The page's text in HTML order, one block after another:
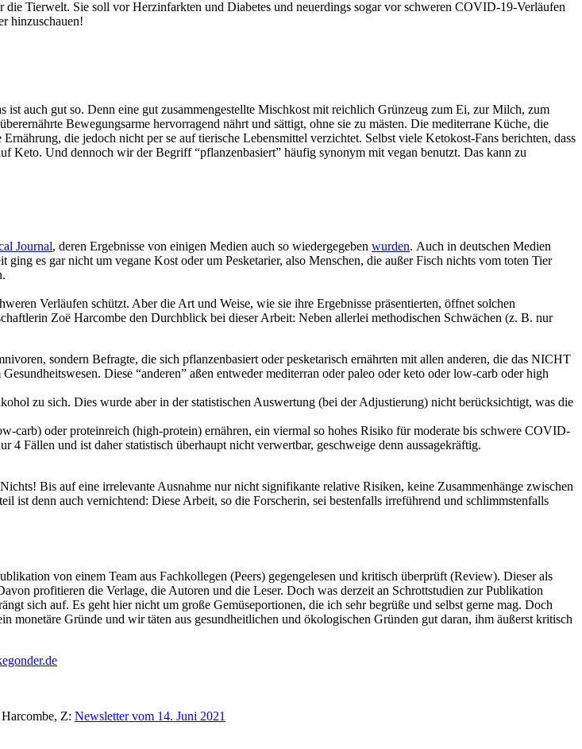
Tierwelt. Sie soll vor Herzinfarkten und Diabetes und neuerdings sogar vor schweren COVID-19-Verläufen
hinzuschauen!
auch gut so. Denn eine gut zusammengestellte Mischkost mit reichlich Grünzeug zum Ei, zur Milch, zum
Bewegungsarme hervorragend nährt und sättigt, ohne sie zu mästen. Die mediterrane Küche, die
die jedoch nicht per se auf tierische Lebensmittel verzichtet. Selbst viele Ketokost-Fans berichten, dass
Keto. Und dennoch wir der Begriff “pflanzenbasiert” häufig synonym mit vegan benutzt. Das kann zu
Journal, deren Ergebnisse von einigen Medien auch so wiedergegeben wurden. Auch in deutschen Medien
es gar nicht um vegane Kost oder um Pesketarier, also Menschen, die außer Fisch nichts vom toten Tier
Verläufen schützt. Aber die Art und Weise, wie sie ihre Ergebnisse präsentierten, öffnet solchen
Zoë Harcombe den Durchblick bei dieser Arbeit: Neben allerlei methodischen Schwächen (z. B. nur
sondern Befragte, die sich pflanzenbasiert oder pesketarisch ernährten mit allen anderen, die das NICHT
Diese “anderen” aßen entweder mediterran oder paleo oder keto oder low-carb oder high
zu sich. Dies wurde aber in der statistischen Auswertung (bei der Adjustierung) nicht berücksichtigt, was die
carb) oder proteinreich (high-protein) ernähren, ein viermal so hohes Risiko für moderate bis schwere COVID-
4 Fällen und ist daher statistisch überhaupt nicht verwertbar, geschweige denn aussagekräftig.
Bis auf eine irrelevante Ausnahme nur nicht signifikante relative Risiken, keine Zusammenhänge zwischen
denn auch vernichtend: Diese Arbeit, so die Forscherin, sei bestenfalls irreführend und schlimmstenfalls
von einem Team aus Fachkollegen (Peers) gegengelesen und kritisch überprüft (Review). Dieser als
profitieren die Verlage, die Autoren und die Leser. Doch was derzeit an Schrottstudien zur Publikation
sich auf. Es geht hier nicht um große Gemüseportionen, die ich sehr begrüße und selbst gerne mag. Doch
monetäre Gründe und wir täten aus gesundheitlichen und ökologischen Gründen gut daran, ihm äußerst kritisch
Z: Newsletter vom 14. Juni 2021